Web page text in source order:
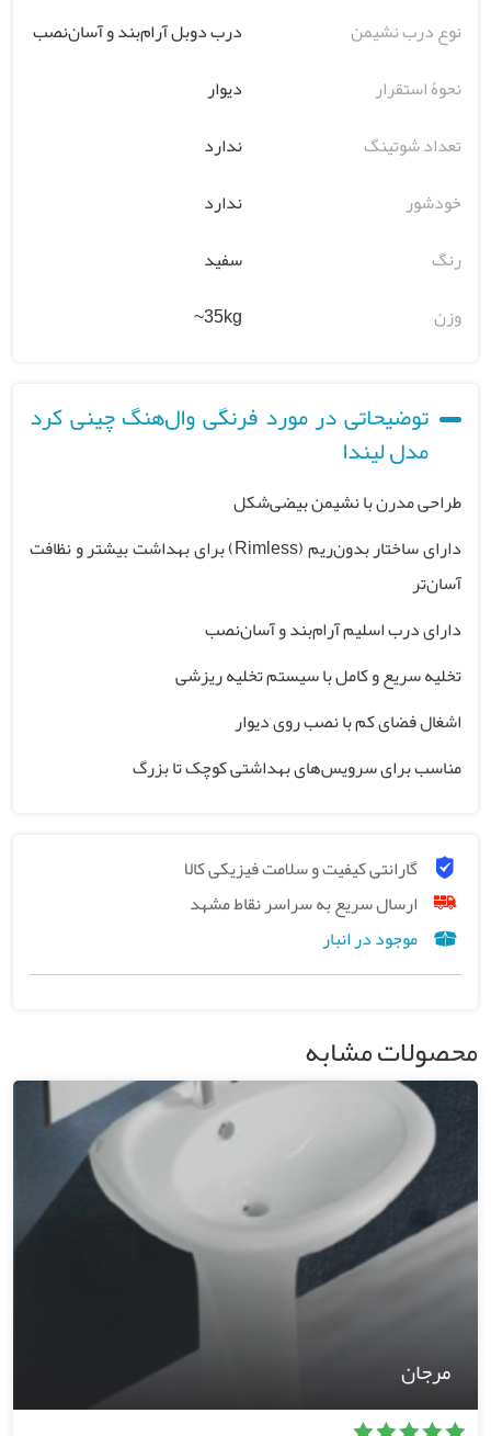
نوع درب نشیمن
درب دوبل آرام‌بند و آسان‌نصب
نحوۀ استقرار
دیوار
تعداد شوتینگ
ندارد
خودشور
ندارد
رنگ
سفید
وزن
35kg~
توضیحاتی در مورد فرنگی وال‌هنگ چینی کرد
مدل لیندا
طراحی مدرن با نشیمن بیضی‌شکل
دارای ساختار بدون‌ریم (Rimless) برای بهداشت بیشتر و نظافت
آسان‌تر
دارای درب اسلیم آرام‌بند و آسان‌نصب
تخلیه سریع و کامل با سیستم تخلیه ریزشی
اشغال فضای کم با نصب روی دیوار
مناسب برای سرویس‌های بهداشتی کوچک تا بزرگ
گارانتی کیفیت و سلامت فیزیکی کالا
ارسال سریع به سراسر نقاط مشهد
موجود در انبار
محصولات مشابه
مرجان